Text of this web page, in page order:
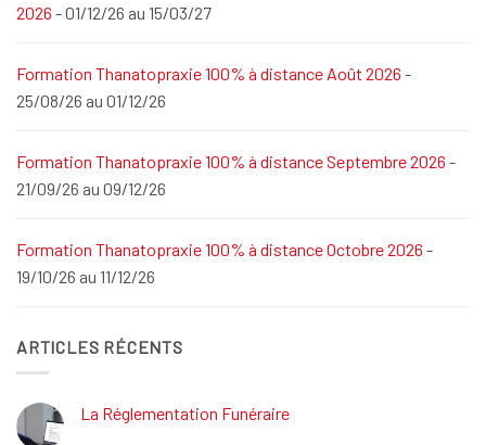
2026 - 01/12/26 au 15/03/27
Formation Thanatopraxie 100% à distance Août 2026 -
25/08/26 au 01/12/26
Formation Thanatopraxie 100% à distance Septembre 2026 -
21/09/26 au 09/12/26
Formation Thanatopraxie 100% à distance Octobre 2026 -
19/10/26 au 11/12/26
ARTICLES RÉCENTS
La Réglementation Funéraire